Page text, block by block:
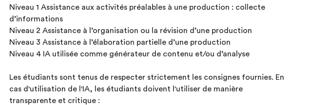
Niveau 1 Assistance aux activités préalables à une production : collecte
d’informations
Niveau 2 Assistance à l’organisation ou la révision d’une production
Niveau 3 Assistance à l’élaboration partielle d’une production
Niveau 4 IA utilisée comme générateur de contenu et/ou d’analyse
Les étudiants sont tenus de respecter strictement les consignes fournies. En
cas d'utilisation de l'IA, les étudiants doivent l'utiliser de manière
transparente et critique :